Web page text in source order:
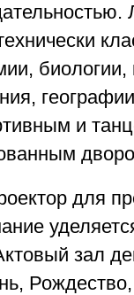
биологии,
и
для
зал